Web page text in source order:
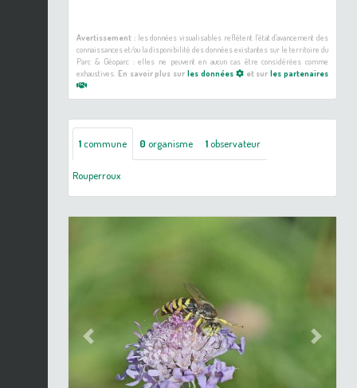
Avertissement :les données visualisables reflètent l'état d'avancement des
connaissances et/ou la disponibilité des données existantes sur le territoire du
Parc & Géoparc : elles ne peuvent en aucun cas être considérées comme
exhaustives. En savoir plus sur les données et surles partenaires
1commune 0 organisme 1observateur
Rouperroux
Previous Next